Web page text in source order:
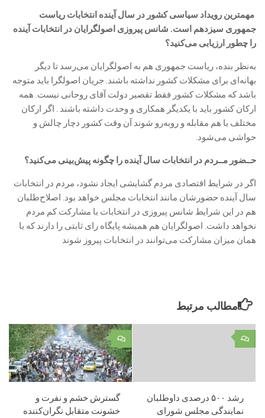
‎ مهمترین رویداد سیاسی کشور در سال آینده انتخابات ریاست
جمهوری سیزدهم است. شانس پیروزی اصولگرایان در انتخابات آینده
را چطور ارزیابی می‌کنید؟
‎به‌نظر بنده، ریاست جمهوری هم به اصولگرایان می‌رسد تا دیگر
بهانه‌ای برای مشکلات کشور نداشته باشند. جریان اصولگرا باید متوجه
باشد که مشکلات کشور فقط تقصیر دولت آقای روحانی نیست. همه
ارکان کشور باید با یکدیگر همکاری و وحدت داشته باشند . اگر ارکان
مختلف با هم مقابله و روبه‌رو شوند آن وقت کشور دچار چالش و
حواشی می‌شود.
حــضور مــردم در انتخابات سال آینده را چگونه پیش‌بینی می‌کنید؟
‎اگر در شرایط اقتصادی مردم گشایشی ایجاد نشود، مردم در انتخابات
سال آینده حضورشان مانند انتخابات مجلس خواهد بود. اصلاح‌طلبان
هم در این شرایط شانس پیروزی در انتخابات با مشارکت کم مردم
نخواهد داشت. اصولگرایان هم همیشه پایگاه رای ثابتی را دارند که با
همان میزان مشارکت می‌توانند در انتخابات پیروز شوند
مطالب مرتبط
۰
گسترش خشم و نفرت و
خشونت متقابل نگران‌کننده
۰
رشد ۵۰۰ درصدی داوطلبان
نمایندگی مجلس شورای